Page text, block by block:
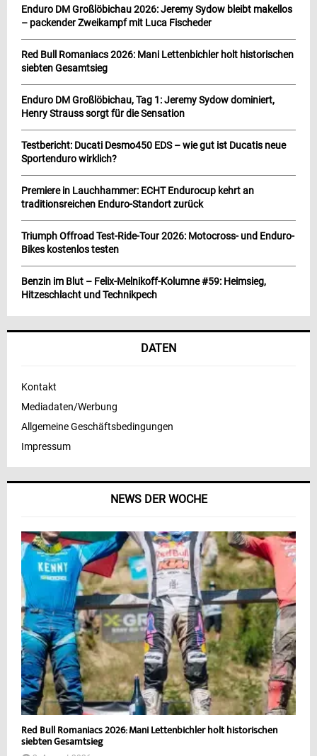
NEWS DER WOCHE
Red Bull Romaniacs 2026: Mani Lettenbichler holt historischen
siebten Gesamtsieg
Enduro DM Großlöbichau 2026: Jeremy Sydow bleibt makellos
– packender Zweikampf mit Luca Fischeder
Red Bull Romaniacs 2026: Mani Lettenbichler holt historischen
siebten Gesamtsieg
Enduro DM Großlöbichau, Tag 1: Jeremy Sydow dominiert,
Henry Strauss sorgt für die Sensation
Testbericht: Ducati Desmo450 EDS – wie gut ist Ducatis neue
Sportenduro wirklich?
Premiere in Lauchhammer: ECHT Endurocup kehrt an
traditionsreichen Enduro-Standort zurück
Triumph Offroad Test-Ride-Tour 2026: Motocross- und Enduro-
Bikes kostenlos testen
Benzin im Blut – Felix-Melnikoff-Kolumne #59: Heimsieg,
Hitzeschlacht und Technikpech
DATEN
Kontakt
Mediadaten/Werbung
Allgemeine Geschäftsbedingungen
Impressum